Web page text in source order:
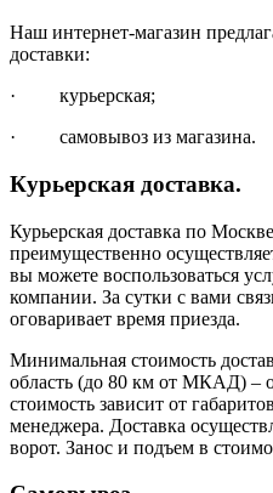
Наш интернет-магазин
доставки:
· курьерская;
· самовывоз из магазина.
Курьерская доставка.
Курьерская доставка по
преимущественно
вы можете воспользоваться
компании. За сутки с вами
оговаривает время приезда.
Минимальная стоимость
область (до 80 км от МКАД) –
стоимость зависит от
менеджера. Доставка
ворот. Занос и подъем в